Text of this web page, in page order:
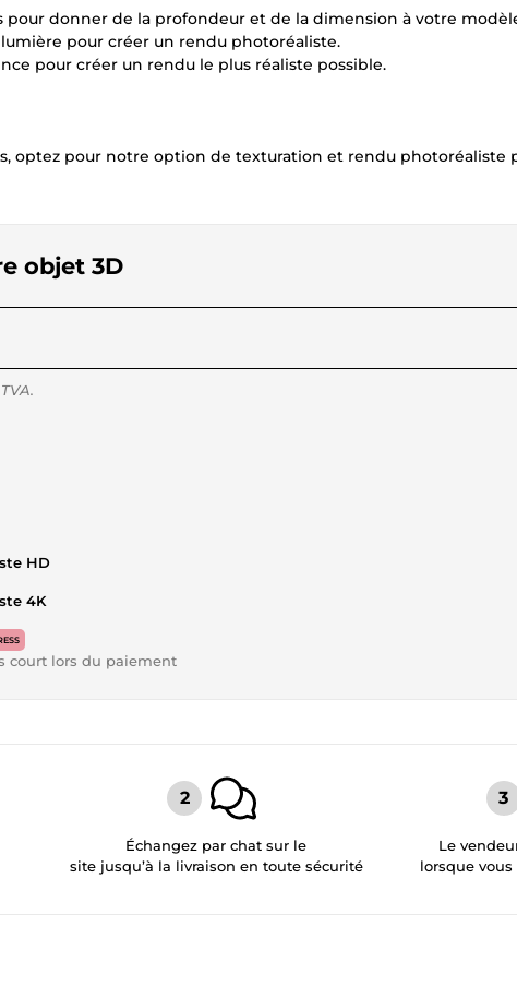
pour donner de la profondeur et de la dimension à votre
pour créer un rendu photoréaliste.
pour créer un rendu le plus réaliste possible.
optez pour notre option de texturation et rendu photoréaliste
objet 3D
HD
4K
court lors du paiement
Échangez par chat sur le
site jusqu’à la livraison en toute sécurité
Le
lorsque